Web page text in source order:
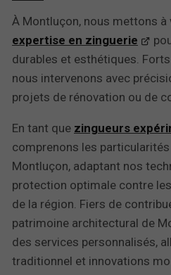
À Montluçon, nous mettons
expertise en zinguerie
durables et esthétiques.
nous intervenons avec
projets de rénovation ou de
En tant que zingueurs
comprenons les
Montluçon, adaptant nos
protection optimale contre
de la région. Fiers de
patrimoine architectural de
des services personnalisés,
traditionnel et innovations